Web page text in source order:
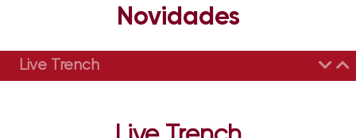
Novidades
Live Trench